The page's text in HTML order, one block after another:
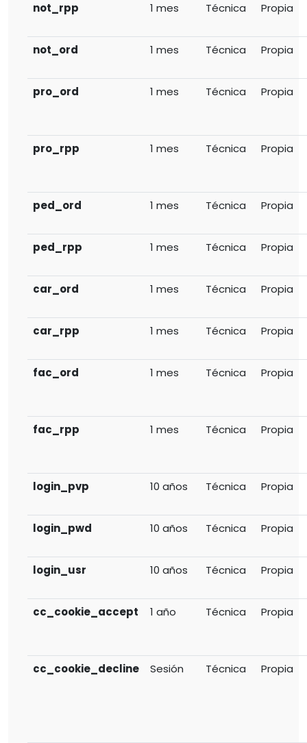
not_rpp 1 mes Técnica Propia
not_ord 1 mes Técnica Propia
pro_ord 1 mes Técnica Propia
pro_rpp 1 mes Técnica Propia
ped_ord 1 mes Técnica Propia
ped_rpp 1 mes Técnica Propia
car_ord 1 mes Técnica Propia
car_rpp 1 mes Técnica Propia
fac_ord 1 mes Técnica Propia
fac_rpp 1 mes Técnica Propia
login_pvp 10 años Técnica Propia
login_pwd 10 años Técnica Propia
login_usr 10 años Técnica Propia
cc_cookie_accept 1 año Técnica Propia
cc_cookie_decline Sesión Técnica Propia